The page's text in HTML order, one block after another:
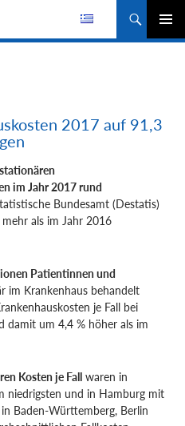
2017 auf 91,3
im Jahr 2017 rund
Bundesamt (Destatis)
als im Jahr 2016
Patientinnen und
im Krankenhaus behandelt
je Fall bei
damit um 4,4 % höher als im
Kosten je Fall waren in
niedrigsten und in Hamburg mit
Baden-Württemberg, Berlin